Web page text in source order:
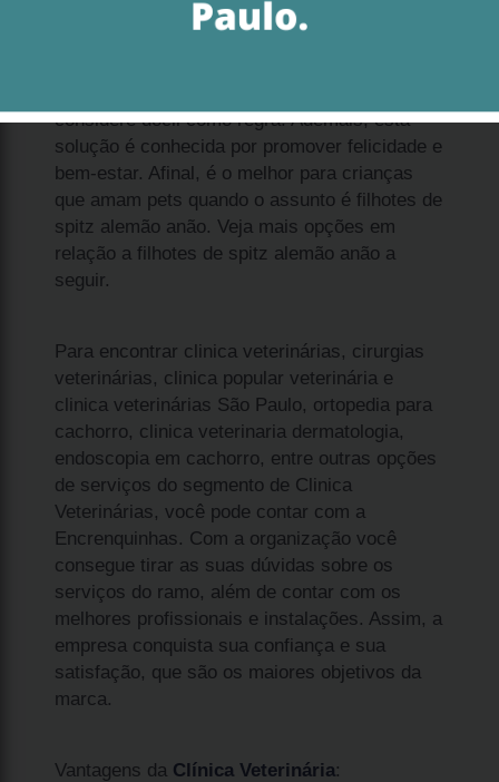
considere dócil como regra. Ademais, esta
solução é conhecida por promover felicidade e
bem-estar. Afinal, é o melhor para crianças
que amam pets quando o assunto é filhotes de
spitz alemão anão. Veja mais opções em
relação a filhotes de spitz alemão anão a
seguir.
Para encontrar clinica veterinárias, cirurgias
veterinárias, clinica popular veterinária e
clinica veterinárias São Paulo, ortopedia para
cachorro, clinica veterinaria dermatologia,
endoscopia em cachorro, entre outras opções
de serviços do segmento de Clinica
Veterinárias, você pode contar com a
Encrenquinhas. Com a organização você
consegue tirar as suas dúvidas sobre os
serviços do ramo, além de contar com os
melhores profissionais e instalações. Assim, a
empresa conquista sua confiança e sua
satisfação, que são os maiores objetivos da
marca.
Vantagens da Clínica Veterinária: